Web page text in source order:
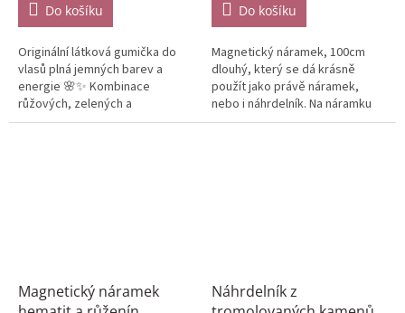
Do košíku
Originální látková gumička do
vlasů plná jemných barev a
energie 🌸✨ Kombinace
růžových, zelených a
tyrkysových tónů se zlatavými
Do košíku
Magnetický náramek, 100cm
dlouhý, který se dá krásně
použít jako právě náramek,
nebo i náhrdelník. Na náramku
najdete perly a hematit.
Magnetický náramek
Náhrdelník z